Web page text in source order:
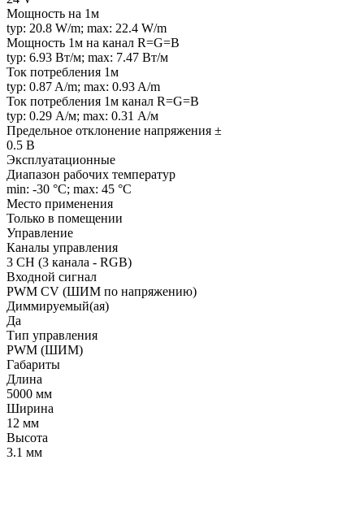
Мощность на 1м
typ: 20.8 W/m; max: 22.4 W/m
Мощность 1м на канал R=G=B
typ: 6.93 Вт/м; max: 7.47 Вт/м
Ток потребления 1м
typ: 0.87 A/m; max: 0.93 A/m
Ток потребления 1м канал R=G=B
typ: 0.29 А/м; max: 0.31 А/м
Предельное отклонение напряжения ±
0.5 В
Эксплуатационные
Диапазон рабочих температур
min: -30 °C; max: 45 °C
Место применения
Только в помещении
Управление
Каналы управления
3 CH (3 канала - RGB)
Входной сигнал
PWM СV (ШИМ по напряжению)
Диммируемый(ая)
Да
Тип управления
PWM (ШИМ)
Габариты
Длина
5000 мм
Ширина
12 мм
Высота
3.1 мм